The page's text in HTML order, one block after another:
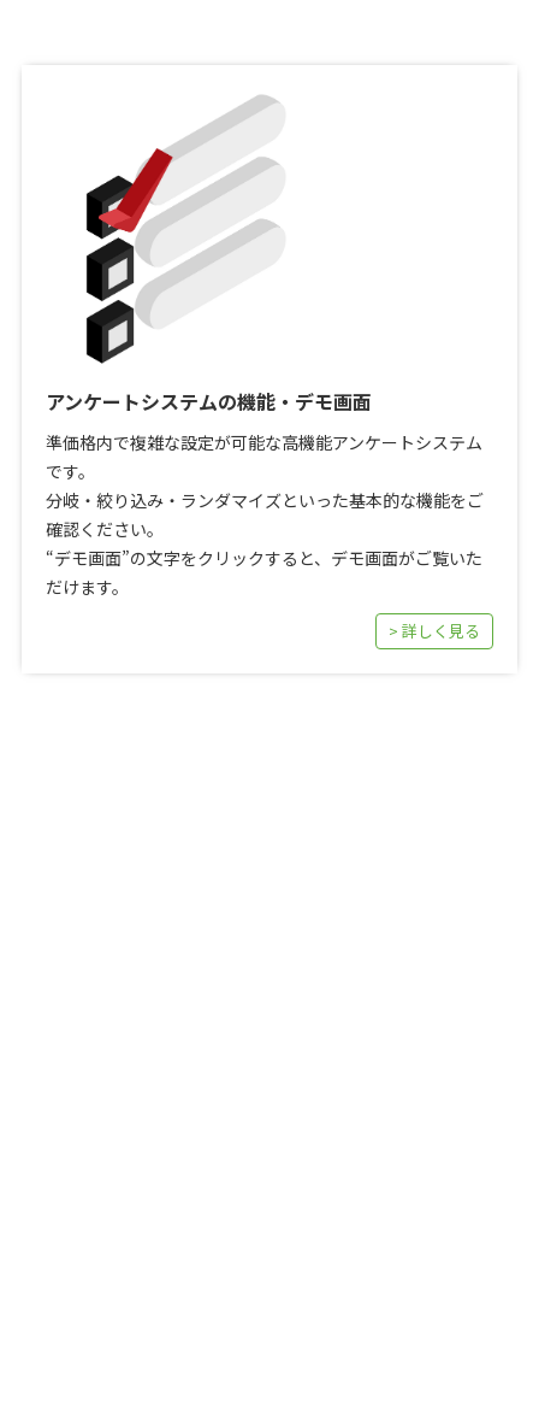
アンケートシステムの機能・デモ画面
準価格内で複雑な設定が可能な高機能アンケートシステム
です。
分岐・絞り込み・ランダマイズといった基本的な機能をご
確認ください。
“デモ画面”の文字をクリックすると、デモ画面がご覧いた
だけます。
> 詳しく見る